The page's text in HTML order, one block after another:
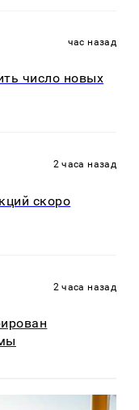
час назад
число новых
2 часа назад
скоро
2 часа назад